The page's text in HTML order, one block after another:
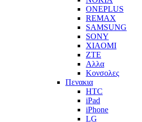
ONEPLUS
REMAX
SAMSUNG
SONY
XIAOMI
ZTE
Αλλα
Κονσολες
Πενακια
HTC
iPad
iPhone
LG